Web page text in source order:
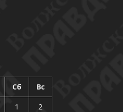
Сб Вс
1
2